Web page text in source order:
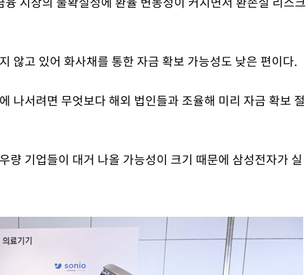
Mute
않고 있어 화사채를 통한 자금 확보 가능성도 낮은 편이다.
나서려면 무엇보다 해외 법인들과 조율해 미리 자금 확보 절
량 기업들이 대거 나올 가능성이 크기 때문에 삼성전자가 실